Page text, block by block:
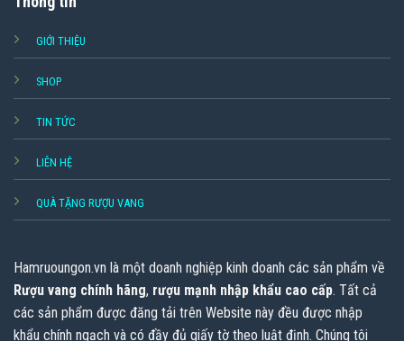
GIỚI THIỆU
SHOP
TIN TỨC
LIÊN HỆ
QUÀ TẶNG RƯỢU VANG
Hamruoungon.vn là một doanh nghiệp kinh doanh các sản phẩm về
Rượu vang chính hãng, rượu mạnh nhập khẩu cao cấp. Tất cả
các sản phẩm được đăng tải trên Website này đều được nhập
khẩu chính ngạch và có đầy đủ giấy tờ theo luật định. Chúng tôi